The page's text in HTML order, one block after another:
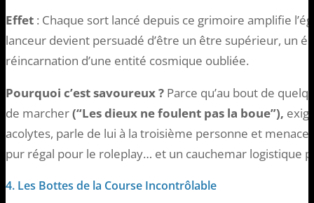
Effet : Chaque sort lancé depuis ce grimoire amplifie
lanceur devient persuadé d’être un être supérieur, un
réincarnation d’une entité cosmique oubliée.
Pourquoi c’est savoureux ? Parce qu’au bout de
de marcher(“Les dieux ne foulent pas la boue”),
acolytes, parle de lui à la troisième personne et menace
pur régal pour le roleplay… et un cauchemar logistique
4. Les Bottes de la Course Incontrôlable